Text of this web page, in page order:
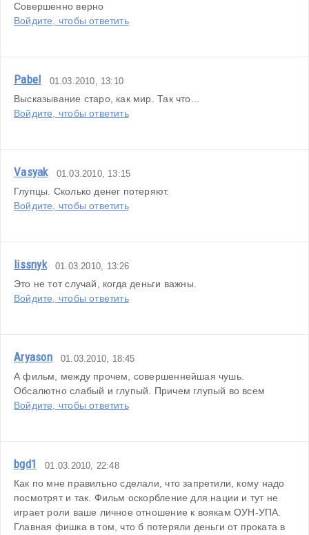
Совершенно верно
Войдите, чтобы ответить
Pabel 01.03.2010, 13:10
Высказывание старо, как мир. Так что...
Войдите, чтобы ответить
Vasyak 01.03.2010, 13:15
Глупцы. Сколько денег потеряют.
Войдите, чтобы ответить
lissnyk 01.03.2010, 13:26
Это не тот случай, когда деньги важны.
Войдите, чтобы ответить
Aryason 01.03.2010, 18:45
А фильм, между прочем, совершеннейшая чушь.
Обсалютно слабый и глупый. Причем глупый во всем
Войдите, чтобы ответить
bgd1 01.03.2010, 22:48
Как по мне правильно сделали, что запретили, кому надо
посмотрят и так. Фильм оскорбление для нации и тут не
играет роли ваше личное отношение к воякам ОУН-УПА.
Главная фишка в том, что б потеряли деньги от проката в